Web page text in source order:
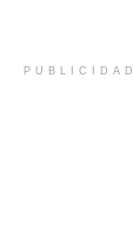
PUBLICIDAD